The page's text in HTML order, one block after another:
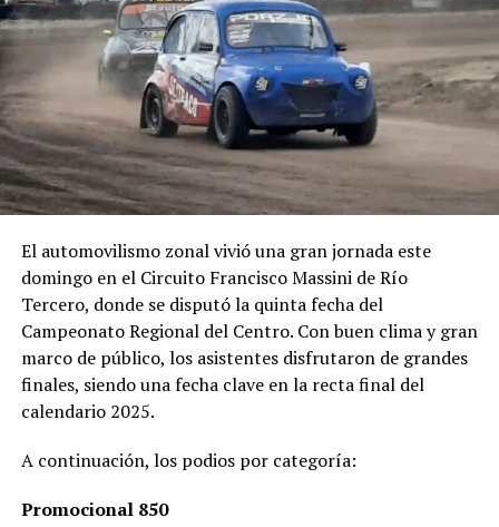
El automovilismo zonal vivió una gran jornada este
domingo en el Circuito Francisco Massini de Río
Tercero, donde se disputó la quinta fecha del
Campeonato Regional del Centro. Con buen clima y gran
marco de público, los asistentes disfrutaron de grandes
finales, siendo una fecha clave en la recta final del
calendario 2025.
A continuación, los podios por categoría:
Promocional 850